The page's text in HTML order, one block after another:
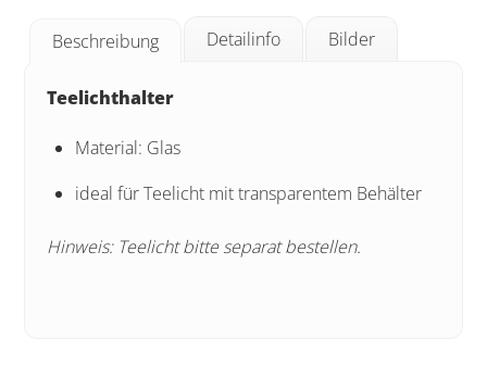
Beschreibung Detailinfo Bilder
Teelichthalter
Material: Glas
ideal für Teelicht mit transparentem Behälter
Hinweis: Teelicht bitte separat bestellen.